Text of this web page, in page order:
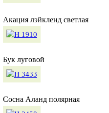
Акация лэйкленд светлая
Бук луговой
Сосна Аланд полярная